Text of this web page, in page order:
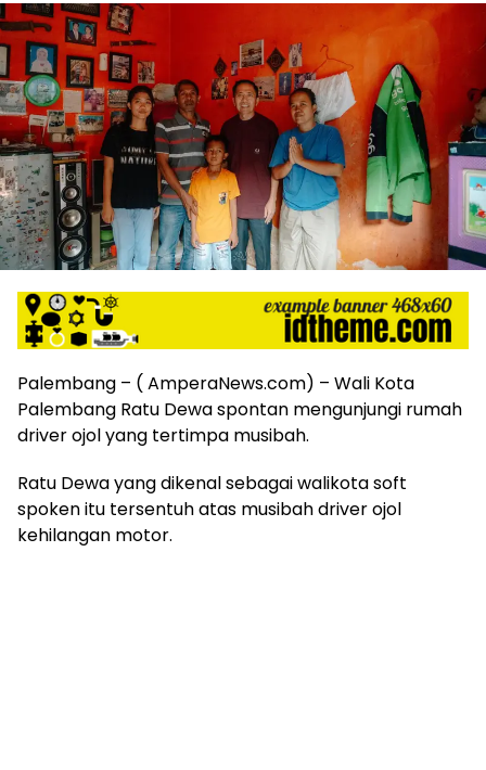
lokal
dan
dinamis,
memiliki
kisaran
harga
iklan
yang
relatif
lebih
murah
dari
maupun
media
siber
lainnya,
desain
Koran
dan
siber
lebih
eksklusif,
Palembang – ( AmperaNews.com) – Wali Kota
Palembang Ratu Dewa spontan mengunjungi rumah
driver ojol yang tertimpa musibah.
Ratu Dewa yang dikenal sebagai walikota soft
spoken itu tersentuh atas musibah driver ojol
kehilangan motor.